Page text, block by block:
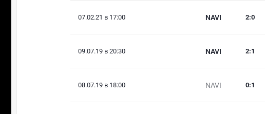
07.02.21 в 17:00 NAVI 2:0
09.07.19 в 20:30 NAVI 2:1
08.07.19 в 18:00 NAVI 0:1